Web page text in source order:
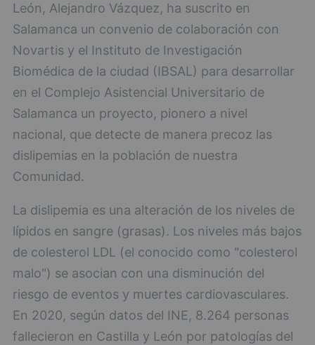
León, Alejandro Vázquez, ha suscrito en
Salamanca un convenio de colaboración con
Novartis y el Instituto de Investigación
Biomédica de la ciudad (IBSAL) para desarrollar
en el Complejo Asistencial Universitario de
Salamanca un proyecto, pionero a nivel
nacional, que detecte de manera precoz las
dislipemias en la población de nuestra
Comunidad.
La dislipemia es una alteración de los niveles de
lípidos en sangre (grasas). Los niveles más bajos
de colesterol LDL (el conocido como "colesterol
malo") se asocian con una disminución del
riesgo de eventos y muertes cardiovasculares.
En 2020, según datos del INE, 8.264 personas
fallecieron en Castilla y León por patologías del